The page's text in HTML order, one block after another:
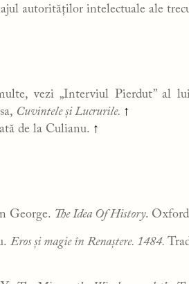
autorităților intelectuale ale
vezi „Interviul Pierdut” al
Cuvintele și Lucrurile. ↑
de la Culianu. ↑
George. The Idea Of History.
Eros și magie în Renaștere. 1484.